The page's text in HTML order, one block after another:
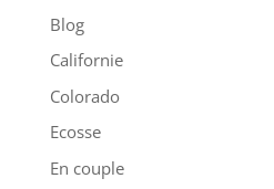
Blog
Californie
Colorado
Ecosse
En couple